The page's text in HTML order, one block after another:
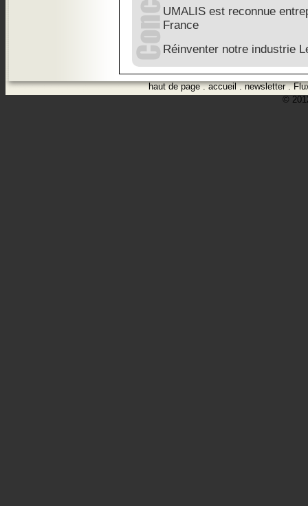
UMALIS est reconnue
France
Réinventer notre industrie
haut de page.accueil.newsletter.
©